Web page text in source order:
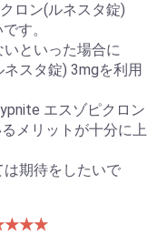
ロン(ルネスタ錠)
す。
といった場合に
スタ錠) 3mgを利用
エスゾピクロン
メリットが十分に上
期待をしたいで